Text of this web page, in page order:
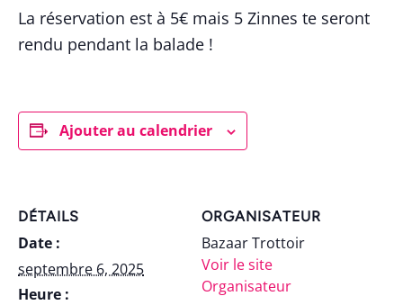
La réservation est à 5€ mais 5 Zinnes te seront
rendu pendant la balade !
Ajouter au calendrier
DÉTAILS
Date :
septembre 6, 2025
Heure :
ORGANISATEUR
Bazaar Trottoir
Voir le site
Organisateur